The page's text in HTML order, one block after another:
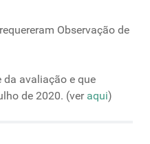
Observação de
da avaliação e que
de 2020. (ver aqui)